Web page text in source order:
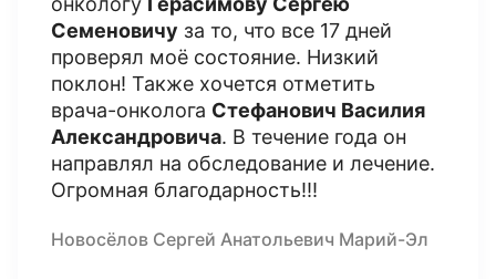
Семеновичу за то, что все 17 дней
проверял моё состояние. Низкий
поклон! Также хочется отметить
врача-онколога Стефанович Василия
Александровича. В течение года он
направлял на обследование и лечение.
Огромная благодарность!!!
Новосёлов Сергей Анатольевич Марий-Эл